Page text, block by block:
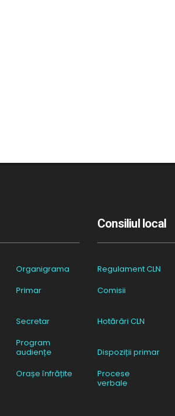
Organigrama
Primar
Secretar
Program
audiențe
Orașe înfrățite
Consiliul local
Regulament CLN
Comisii
Hotărâri CLN
Dispoziții primar
Procese
verbale